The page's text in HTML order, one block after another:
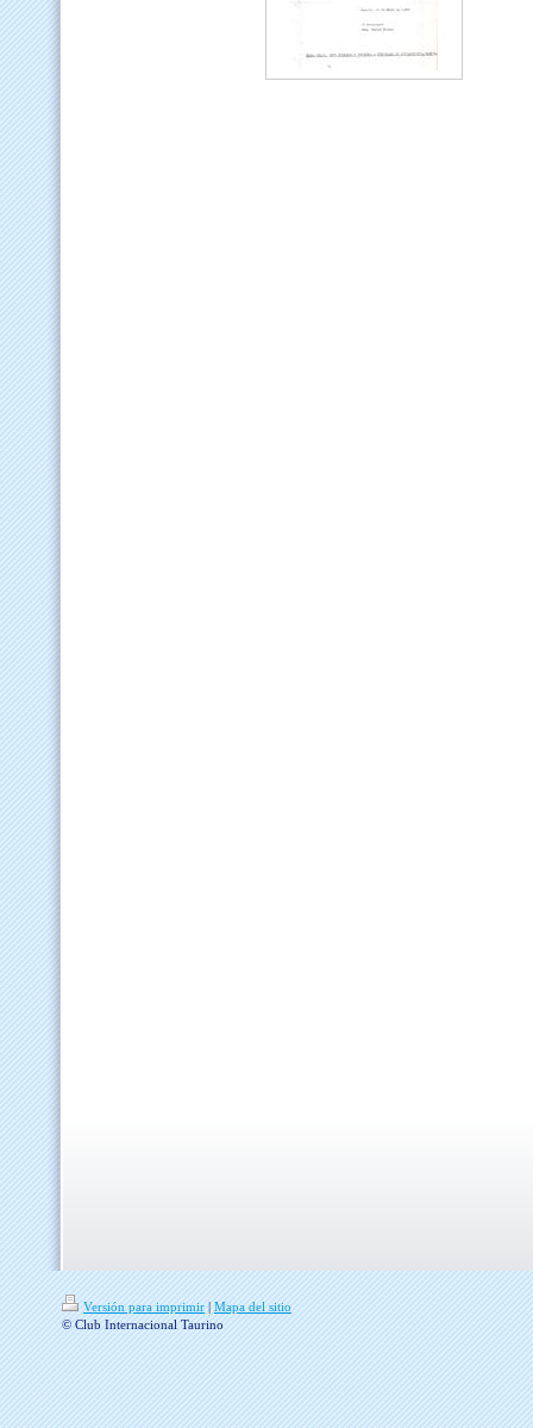
Versión para imprimir | Mapa del sitio
© Club Internacional Taurino